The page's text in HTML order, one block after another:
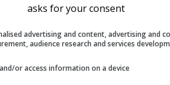
asks for your consent
advertising and content, advertising and
audience research and services
or access information on a device